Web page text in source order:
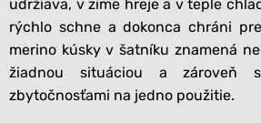
udržiava, v zime hreje a v teple
rýchlo schne a dokonca chráni
merino kúsky v šatníku znamená
žiadnou situáciou a zároveň
zbytočnosťami na jedno použitie.